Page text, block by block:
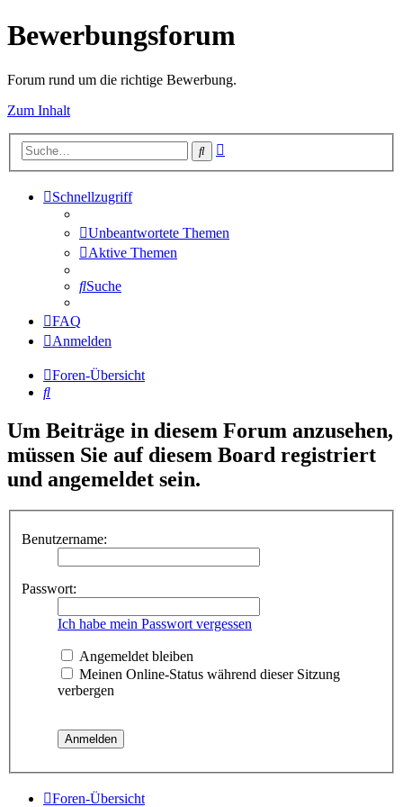
Bewerbungsforum
Forum rund um die richtige Bewerbung.
Zum Inhalt
Suche
Schnellzugriff
Unbeantwortete Themen
Aktive Themen
Suche
FAQ
Anmelden
Foren-Übersicht
Suche
Um Beiträge in diesem Forum anzusehen,
müssen Sie auf diesem Board registriert
und angemeldet sein.
Benutzername:
Passwort:
Ich habe mein Passwort vergessen
Angemeldet bleiben
Meinen Online-Status während dieser Sitzung
verbergen
Foren-Übersicht